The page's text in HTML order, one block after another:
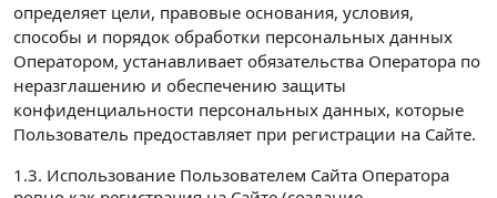
определяет цели, правовые основания, условия,
способы и порядок обработки персональных данных
Оператором, устанавливает обязательства Оператора по
неразглашению и обеспечению защиты
конфиденциальности персональных данных, которые
Пользователь предоставляет при регистрации на Сайте.
1.3. Использование Пользователем Сайта Оператора